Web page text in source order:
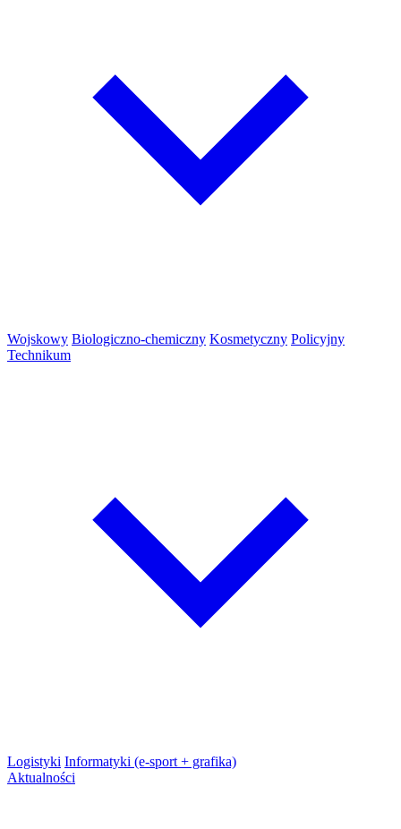
Wojskowy Biologiczno-chemiczny Kosmetyczny Policyjny
Technikum
Logistyki Informatyki (e-sport + grafika)
Aktualności